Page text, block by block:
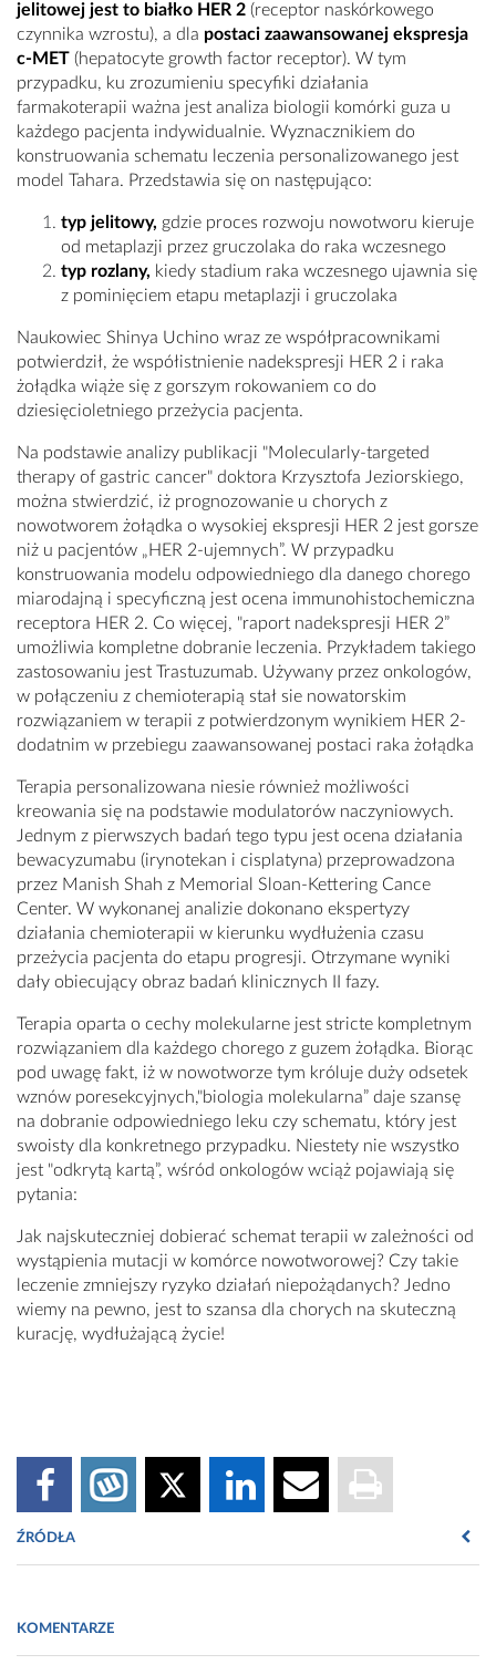
jelitowej jest to białko HER 2 (receptor naskórkowego
czynnika wzrostu), a dla postaci zaawansowanej ekspresja
c-MET (hepatocyte growth factor receptor). W tym
przypadku, ku zrozumieniu specyfiki działania
farmakoterapii ważna jest analiza biologii komórki guza u
każdego pacjenta indywidualnie. Wyznacznikiem do
konstruowania schematu leczenia personalizowanego jest
model Tahara. Przedstawia się on następująco:
typ jelitowy, gdzie proces rozwoju nowotworu kieruje
od metaplazji przez gruczolaka do raka wczesnego
typ rozlany, kiedy stadium raka wczesnego ujawnia się
z pominięciem etapu metaplazji i gruczolaka
Naukowiec Shinya Uchino wraz ze współpracownikami
potwierdził, że współistnienie nadekspresji HER 2 i raka
żołądka wiąże się z gorszym rokowaniem co do
dziesięcioletniego przeżycia pacjenta.
Na podstawie analizy publikacji "Molecularly-targeted
therapy of gastric cancer" doktora Krzysztofa Jeziorskiego,
można stwierdzić, iż prognozowanie u chorych z
nowotworem żołądka o wysokiej ekspresji HER 2 jest gorsze
niż u pacjentów „HER 2-ujemnych”. W przypadku
konstruowania modelu odpowiedniego dla danego chorego
miarodajną i specyficzną jest ocena immunohistochemiczna
receptora HER 2. Co więcej, "raport nadekspresji HER 2”
umożliwia kompletne dobranie leczenia. Przykładem takiego
zastosowaniu jest Trastuzumab. Używany przez onkologów,
w połączeniu z chemioterapią stał sie nowatorskim
rozwiązaniem w terapii z potwierdzonym wynikiem HER 2-
dodatnim w przebiegu zaawansowanej postaci raka żołądka
Terapia personalizowana niesie również możliwości
kreowania się na podstawie modulatorów naczyniowych.
Jednym z pierwszych badań tego typu jest ocena działania
bewacyzumabu (irynotekan i cisplatyna) przeprowadzona
przez Manish Shah z Memorial Sloan-Kettering Cance
Center. W wykonanej analizie dokonano ekspertyzy
działania chemioterapii w kierunku wydłużenia czasu
przeżycia pacjenta do etapu progresji. Otrzymane wyniki
dały obiecujący obraz badań klinicznych II fazy.
Terapia oparta o cechy molekularne jest stricte kompletnym
rozwiązaniem dla każdego chorego z guzem żołądka. Biorąc
pod uwagę fakt, iż w nowotworze tym króluje duży odsetek
wznów poresekcyjnych,"biologia molekularna” daje szansę
na dobranie odpowiedniego leku czy schematu, który jest
swoisty dla konkretnego przypadku. Niestety nie wszystko
jest "odkrytą kartą”, wśród onkologów wciąż pojawiają się
pytania:
Jak najskuteczniej dobierać schemat terapii w zależności od
wystąpienia mutacji w komórce nowotworowej? Czy takie
leczenie zmniejszy ryzyko działań niepożądanych? Jedno
wiemy na pewno, jest to szansa dla chorych na skuteczną
kurację, wydłużającą życie!
ŹRÓDŁA
1.Popiela T, Nowotwory żołądka, trzustki, brodawki Vatera,
wątroby, pęcherzyka żółciowego oraz jelita cienkiego. W:
KOMENTARZE